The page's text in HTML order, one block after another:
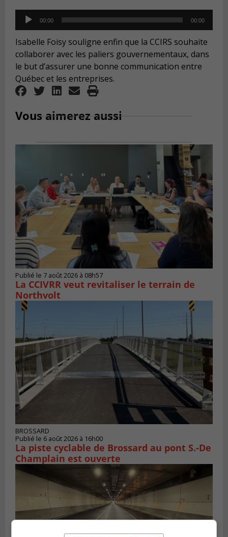
Audio
Player
00:00 00:00
Isabelle Foisy souligne enfin que la CCIRS souhaite
collaborer avec les paliers gouvernementaux, dans
le but d’assurer une bonne communication entre
Québec et les entreprises.
Vous aimerez aussi
Publié le 7 août 2026 à 08h57
La CCIVRR veut revitaliser le terrain de
Northvolt
BROSSARD
Publié le 6 août 2026 à 16h00
La piste cyclable de Brossard au pont S.-De
Champlain est ouverte